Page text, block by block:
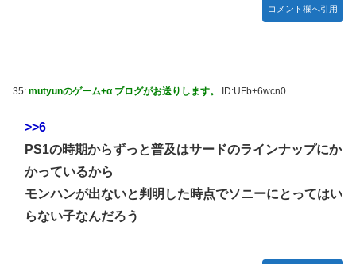
コメント欄へ引用
35: mutyunのゲーム+α ブログがお送りします。 ID:UFb+6wcn0
>>6
PS1の時期からずっと普及はサードのラインナップにか
かっているから
モンハンが出ないと判明した時点でソニーにとってはい
らない子なんだろう